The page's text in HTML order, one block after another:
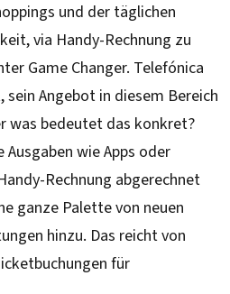
und der täglichen
via Handy-Rechnung zu
Game Changer. Telefónica
Angebot in diesem Bereich
was bedeutet das konkret?
wie Apps oder
Rechnung abgerechnet
ganze Palette von neuen
hinzu. Das reicht von
für